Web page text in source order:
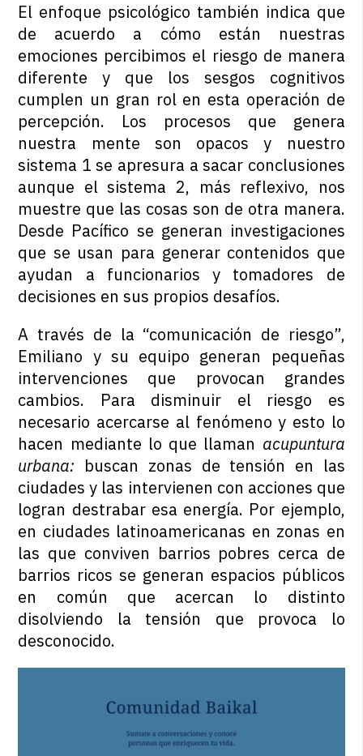
El enfoque psicológico también indica que
de acuerdo a cómo están nuestras
emociones percibimos el riesgo de manera
diferente y que los sesgos cognitivos
cumplen un gran rol en esta operación de
percepción. Los procesos que genera
nuestra mente son opacos y nuestro
sistema 1 se apresura a sacar conclusiones
aunque el sistema 2, más reflexivo, nos
muestre que las cosas son de otra manera.
Desde Pacífico se generan investigaciones
que se usan para generar contenidos que
ayudan a funcionarios y tomadores de
decisiones en sus propios desafíos.
A través de la “comunicación de riesgo”,
Emiliano y su equipo generan pequeñas
intervenciones que provocan grandes
cambios. Para disminuir el riesgo es
necesario acercarse al fenómeno y esto lo
hacen mediante lo que llaman acupuntura
urbana: buscan zonas de tensión en las
ciudades y las intervienen con acciones que
logran destrabar esa energía. Por ejemplo,
en ciudades latinoamericanas en zonas en
las que conviven barrios pobres cerca de
barrios ricos se generan espacios públicos
en común que acercan lo distinto
disolviendo la tensión que provoca lo
desconocido.